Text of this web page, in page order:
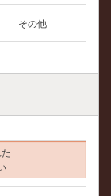
その他